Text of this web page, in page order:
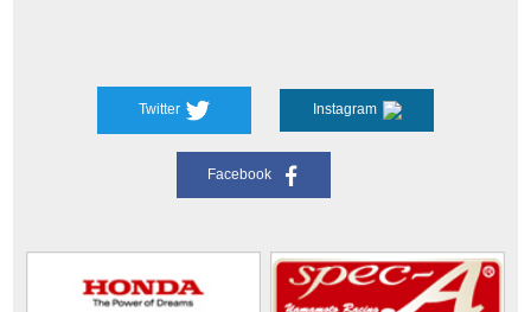
Twitter Instagram
Facebook